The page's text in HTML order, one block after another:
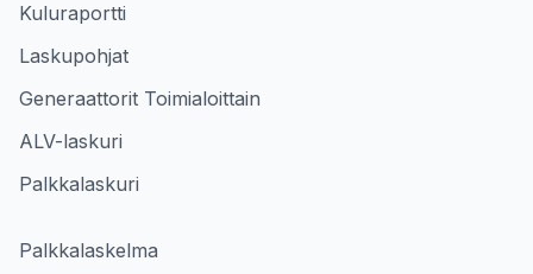
Kuluraportti
Laskupohjat
Generaattorit Toimialoittain
ALV-laskuri
Palkkalaskuri
Palkkalaskelma